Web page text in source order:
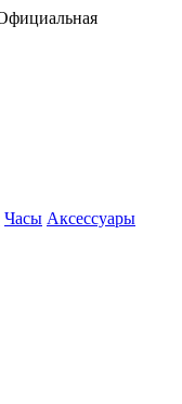
Часы Аксессуары